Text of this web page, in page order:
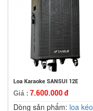
Loa Karaoke SANSUI 12E
Giá : 7.600.000 đ
Dòng sản phẩm: loa kéo